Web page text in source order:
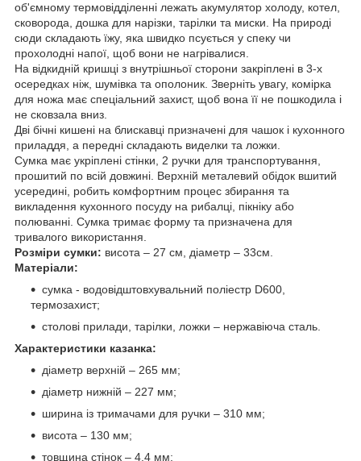
об'ємному термовідділенні лежать акумулятор холоду, котел,
сковорода, дошка для нарізки, тарілки та миски. На природі
сюди складають їжу, яка швидко псується у спеку чи
прохолодні напої, щоб вони не нагрівалися.
На відкидній кришці з внутрішньої сторони закріплені в 3-х
осередках ніж, шумівка та ополоник. Зверніть увагу, комірка
для ножа має спеціальний захист, щоб вона її не пошкодила і
не сковзала вниз.
Дві бічні кишені на блискавці призначені для чашок і кухонного
приладдя, а передні складають виделки та ложки.
Сумка має укріплені стінки, 2 ручки для транспортування,
прошитий по всій довжині. Верхній металевий обідок вшитий
усередині, робить комфортним процес збирання та
викладення кухонного посуду на рибалці, пікніку або
полюванні. Сумка тримає форму та призначена для
тривалого використання.
Розміри сумки: висота – 27 см, діаметр – 33см.
Матеріали:
сумка - водовідштовхувальний поліестр D600,
термозахист;
столові прилади, тарілки, ложки – нержавіюча сталь.
Характеристики казанка:
діаметр верхній – 265 мм;
діаметр нижній – 227 мм;
ширина із тримачами для ручки – 310 мм;
висота – 130 мм;
товщина стінок – 4,4 мм;